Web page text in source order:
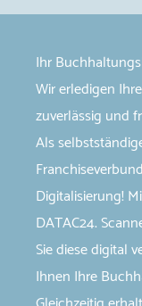
Ihr
Wir erledigen
zuverlässig und
Als
Digitalisierung!
DATAC24.
Sie diese digital
Ihnen Ihre